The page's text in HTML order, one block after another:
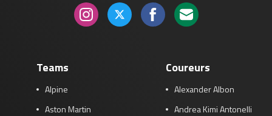
Teams
Alpine
Aston Martin
Coureurs
Alexander Albon
Andrea Kimi Antonelli